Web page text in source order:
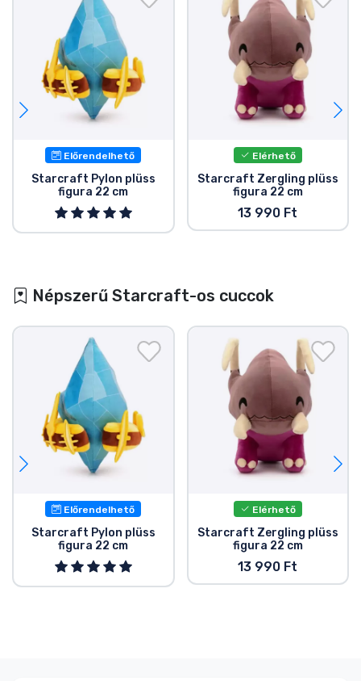
elismerés mellett.
Előrendelhető
Starcraft Pylon plüss
figura 22 cm
Elérhető
Starcraft Zergling plüss
figura 22 cm
13 990 Ft
Népszerű Starcraft-os cuccok
Előrendelhető
Starcraft Pylon plüss
figura 22 cm
Elérhető
Starcraft Zergling plüss
figura 22 cm
13 990 Ft